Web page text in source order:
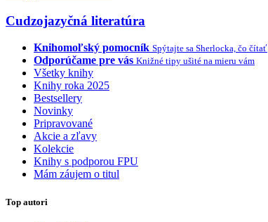
Cudzojazyčná literatúra
Knihomoľský pomocník Spýtajte sa Sherlocka, čo čítať
Odporúčame pre vás Knižné tipy ušité na mieru vám
Všetky knihy
Knihy roka 2025
Bestsellery
Novinky
Pripravované
Akcie a zľavy
Kolekcie
Knihy s podporou FPU
Mám záujem o titul
Top autori